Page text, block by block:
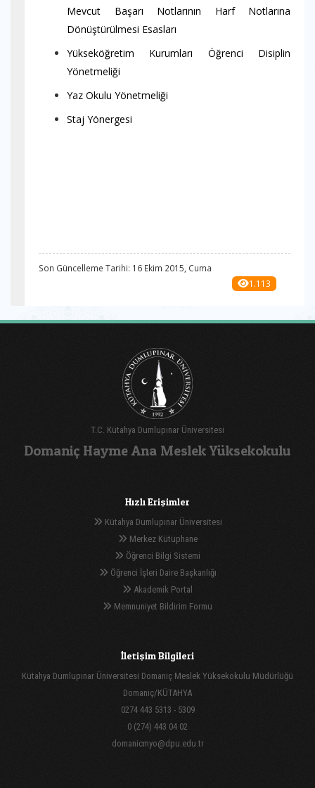
Mevcut Başarı Notlarının Harf Notlarına
Dönüştürülmesi Esasları
Yükseköğretim Kurumları Öğrenci Disiplin
Yönetmeliği
Yaz Okulu Yönetmeliği
Staj Yönergesi
Son Güncelleme Tarihi: 16 Ekim 2015, Cuma
1.113
T.C. Kütahya Dumlupınar Üniversitesi
Domaniç Hayme Ana Meslek Yüksekokulu
Hızlı Erişimler
Kütahya Dumlupınar Üniversitesi
Merkez Kütüphane
Öğrenci Bilgi Sistemi
Öğrenci İşleri Daire Başkanlığı
Akademik Portal
Memnuniyet Bildirim Formu
İletişim Bilgileri
Kütahya Dumlupınar Üniversitesi Domaniç Meslek Yüksekokulu Müdürlüğü
Domaniç/KÜTAHYA
0274 443 5313 - 5309
0 (274) 443 04 02
domanicmyo@dpu.edu.tr